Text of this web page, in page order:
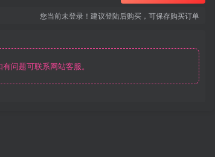
您当前未登录！建议登陆后购买，可保存购买订单
问题可联系网站客服。